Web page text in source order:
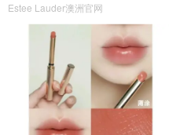
Estee Lauder澳洲官网